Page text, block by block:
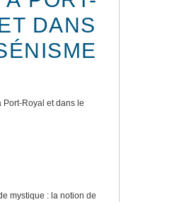
DANS
Port-Royal et dans le
mystique : la notion de